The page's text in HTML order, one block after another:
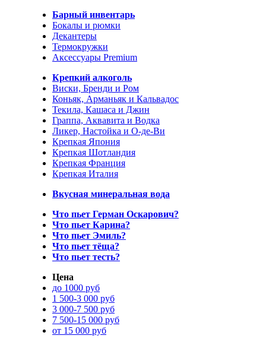
Барный инвентарь
Бокалы и рюмки
Декантеры
Термокружки
Аксессуары Premium
Крепкий алкоголь
Виски, Бренди и Ром
Коньяк, Арманьяк и Кальвадос
Текила, Кашаса и Джин
Граппа, Аквавита и Водка
Ликер, Настойка и О-де-Ви
Крепкая Япония
Крепкая Шотландия
Крепкая Франция
Крепкая Италия
Вкусная минеральная вода
Что пьет Герман Оскарович?
Что пьет Карина?
Что пьет Эмиль?
Что пьет тёща?
Что пьет тесть?
Цена
до 1000 руб
1 500-3 000 руб
3 000-7 500 руб
7 500-15 000 руб
от 15 000 руб